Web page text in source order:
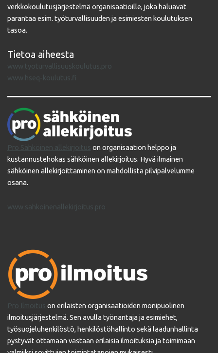
verkkokoulutusjärjestelmä organisaatioille, joka haluavat
parantaa esim. työturvallisuuden ja esimiesten koulutuksen
tasoa.
Tietoa aiheesta
www.tyoturvallisuuskoulutus.pro
www.hseq-koulutus.fi
Pro Sähköinen allekirjoitus on organisaation helppo ja
kustannustehokas sähköinen allekirjoitus. Hyvä ilmainen
sähköinen allekirjoittaminen on mahdollista pilvipalvelumme
osana.
www.sahkoinenallekirjoitus.pro
Pro Ilmoitus on erilaisten organisaatioiden monipuolinen
ilmoitusjärjestelmä. Sen avulla työnantaja ja esimiehet,
työsuojeluhenkilöstö, henkilöstöhallinto sekä laadunhallinta
pystyvät ottamaan vastaan erilaisia ilmoituksia ja toimimaan